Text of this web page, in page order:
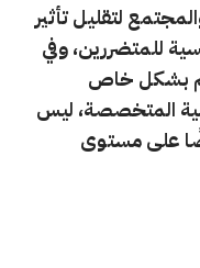
لتقليل تأثير
للمتضررين،وفي
بشكل خاص
المتخصصة، ليس
على مستوى